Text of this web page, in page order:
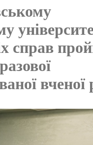
справ
вченої